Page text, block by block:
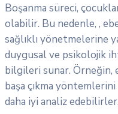
Boşanma süreci,
olabilir. Bu nedenle, ,
sağlıklı yönetmelerine
duygusal ve psikolojik
bilgileri sunar. Örneğin,
başa çıkma
daha iyi analiz edebilirler.